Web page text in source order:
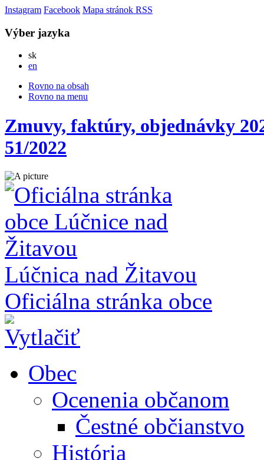
Instagram Facebook Mapa stránok RSS
Výber jazyka
skSlovensky
en
Rovno na obsah
Rovno na menu
Zmuvy, faktúry, objednávky
51/2022
Lúčnica nad Žitavou
Oficiálna stránka obce
Obec
Ocenenia občanom
Čestné občianstvo
História